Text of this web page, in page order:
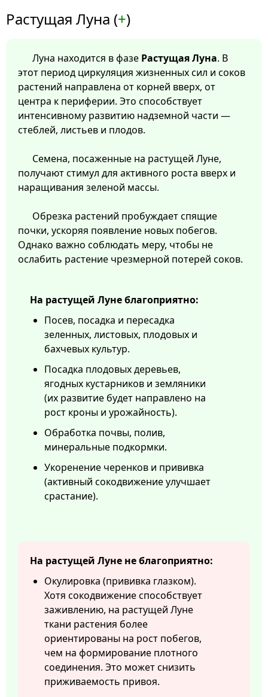
Растущая Луна (+)
Луна находится в фазе Растущая Луна. В
этот период циркуляция жизненных сил и соков
растений направлена от корней вверх, от
центра к периферии. Это способствует
интенсивному развитию надземной части —
стеблей, листьев и плодов.
Семена, посаженные на растущей Луне,
получают стимул для активного роста вверх и
наращивания зеленой массы.
Обрезка растений пробуждает спящие
почки, ускоряя появление новых побегов.
Однако важно соблюдать меру, чтобы не
ослабить растение чрезмерной потерей соков.
На растущей Луне благоприятно:
Посев, посадка и пересадка
зеленных, листовых, плодовых и
бахчевых культур.
Посадка плодовых деревьев,
ягодных кустарников и земляники
(их развитие будет направлено на
рост кроны и урожайность).
Обработка почвы, полив,
минеральные подкормки.
Укоренение черенков и прививка
(активный сокодвижение улучшает
срастание).
На растущей Луне не благоприятно:
Окулировка (прививка глазком).
Хотя сокодвижение способствует
заживлению, на растущей Луне
ткани растения более
ориентированы на рост побегов,
чем на формирование плотного
соединения. Это может снизить
приживаемость привоя.